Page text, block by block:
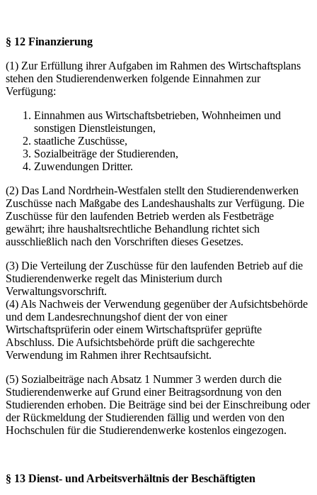
§ 12 Finanzierung
(1) Zur Erfüllung ihrer Aufgaben im Rahmen des Wirtschaftsplans
stehen den Studierendenwerken folgende Einnahmen zur
Verfügung:
Einnahmen aus Wirtschaftsbetrieben, Wohnheimen und
sonstigen Dienstleistungen,
staatliche Zuschüsse,
Sozialbeiträge der Studierenden,
Zuwendungen Dritter.
(2) Das Land Nordrhein-Westfalen stellt den Studierendenwerken
Zuschüsse nach Maßgabe des Landeshaushalts zur Verfügung. Die
Zuschüsse für den laufenden Betrieb werden als Festbeträge
gewährt; ihre haushaltsrechtliche Behandlung richtet sich
ausschließlich nach den Vorschriften dieses Gesetzes.
(3) Die Verteilung der Zuschüsse für den laufenden Betrieb auf die
Studierendenwerke regelt das Ministerium durch
Verwaltungsvorschrift.
(4) Als Nachweis der Verwendung gegenüber der Aufsichtsbehörde
und dem Landesrechnungshof dient der von einer
Wirtschaftsprüferin oder einem Wirtschaftsprüfer geprüfte
Abschluss. Die Aufsichtsbehörde prüft die sachgerechte
Verwendung im Rahmen ihrer Rechtsaufsicht.
(5) Sozialbeiträge nach Absatz 1 Nummer 3 werden durch die
Studierendenwerke auf Grund einer Beitragsordnung von den
Studierenden erhoben. Die Beiträge sind bei der Einschreibung oder
der Rückmeldung der Studierenden fällig und werden von den
Hochschulen für die Studierendenwerke kostenlos eingezogen.
§ 13 Dienst- und Arbeitsverhältnis der Beschäftigten